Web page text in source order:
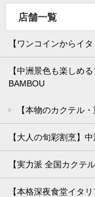
店舗一覧
【ワンコインからイ
【中洲景色も楽しめ
BAMBOU
【本物のカクテル
【大人の旬彩割烹】
【実力派 全国カクテ
【本格深夜食堂イタ